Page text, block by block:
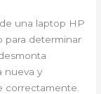
una laptop HP
para determinar
nueva y